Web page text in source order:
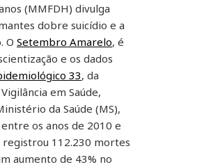
(MMFDH) divulga
dobre suicídio e a
O Setembro Amarelo, é
e os dados
33, da
em Saúde,
da Saúde (MS),
os anos de 2010 e
registrou 112.230 mortes
aumento de 43% no